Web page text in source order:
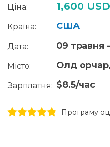
Ціна: 1,600 USD
Країна: США
Дата: 09 травня
Місто: Олд
Зарплатня: $8.5/час
5 stars
4 stars
3 stars
2 stars
1 stars Програму